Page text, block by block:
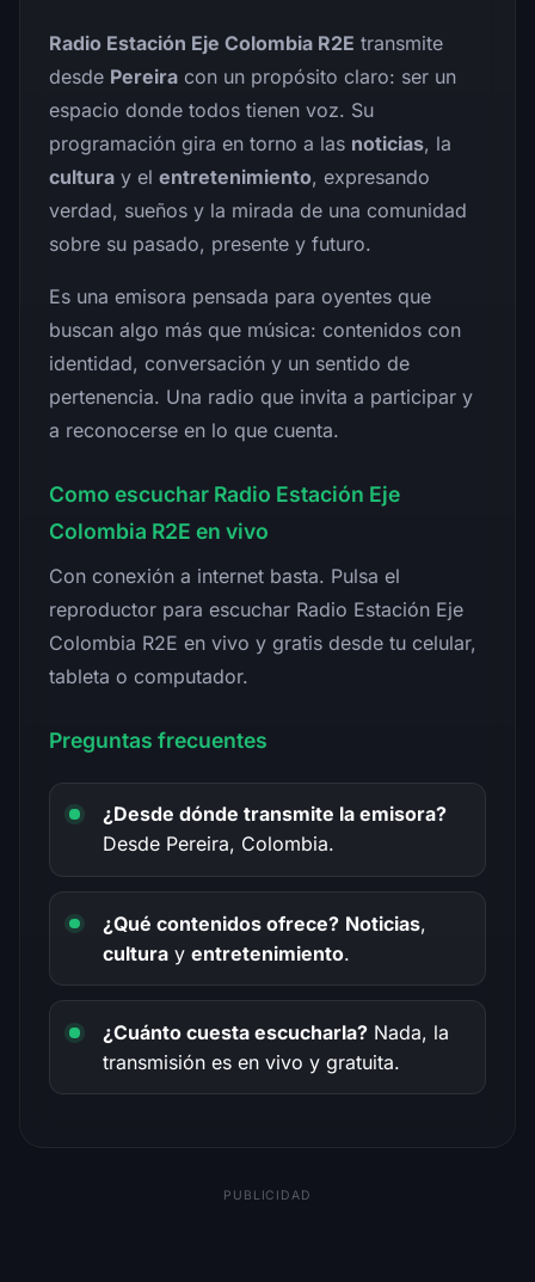
Radio Estación Eje Colombia R2E transmite
desde Pereira con un propósito claro: ser un
espacio donde todos tienen voz. Su
programación gira en torno a las noticias, la
cultura y el entretenimiento, expresando
verdad, sueños y la mirada de una comunidad
sobre su pasado, presente y futuro.
Es una emisora pensada para oyentes que
buscan algo más que música: contenidos con
identidad, conversación y un sentido de
pertenencia. Una radio que invita a participar y
a reconocerse en lo que cuenta.
Como escuchar Radio Estación Eje
Colombia R2E en vivo
Con conexión a internet basta. Pulsa el
reproductor para escuchar Radio Estación Eje
Colombia R2E en vivo y gratis desde tu celular,
tableta o computador.
Preguntas frecuentes
¿Desde dónde transmite la emisora?
Desde Pereira, Colombia.
¿Qué contenidos ofrece? Noticias,
cultura y entretenimiento.
¿Cuánto cuesta escucharla? Nada, la
transmisión es en vivo y gratuita.
PUBLICIDAD